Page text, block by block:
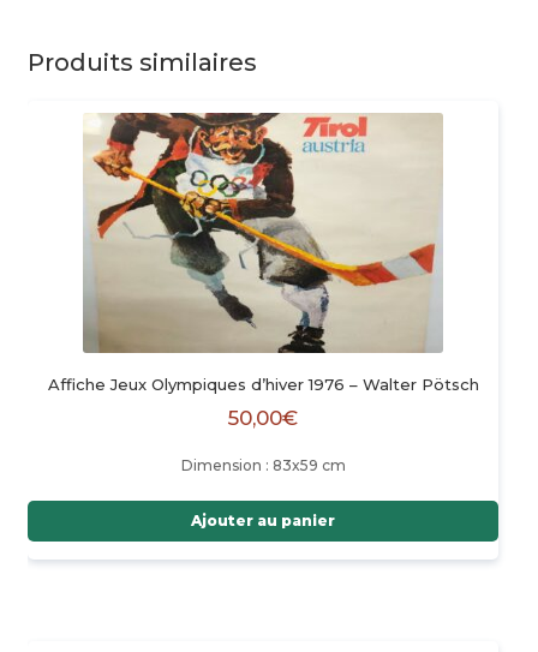
Produits similaires
Affiche Jeux Olympiques d’hiver 1976 – Walter Pötsch
50,00€
Dimension : 83x59 cm
Ajouter au panier